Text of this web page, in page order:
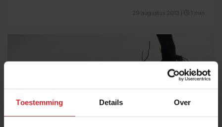
Toestemming Details Over
29 augustus 2013 1 min